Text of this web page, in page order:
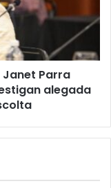
Janet Parra
alegada